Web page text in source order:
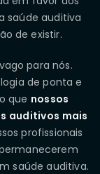
saúde auditiva
de existir.
para nós.
de ponta e
que nossos
auditivos mais
profissionais
saúde auditiva.